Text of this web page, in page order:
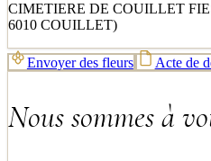
CIMETIERE DE COUILLET
6010 COUILLET)
Envoyer des fleurs Acte de
Nous sommes à